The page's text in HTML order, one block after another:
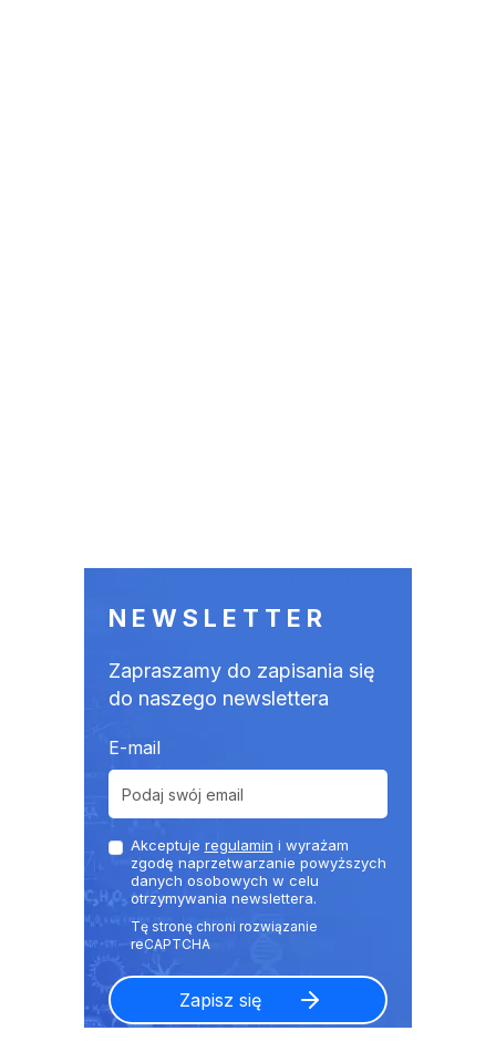
NEWSLETTER
Zapraszamy do zapisania się
do naszego newslettera
E-mail
Akceptuje regulamin i wyrażam
zgodę naprzetwarzanie powyższych
danych osobowych w celu
otrzymywania newslettera.